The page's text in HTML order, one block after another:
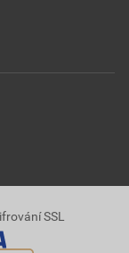
SSL